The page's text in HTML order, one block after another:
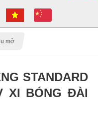
mở
STANDARD
XI BÓNG ĐÀI